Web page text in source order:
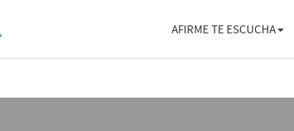
AFIRME TE ESCUCHA